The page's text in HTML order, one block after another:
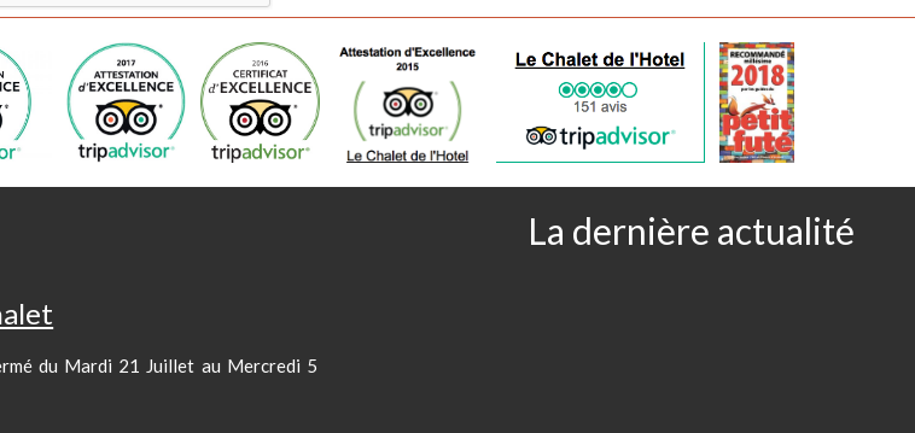
La dernière actualité
du Mardi 21 Juillet au Mercredi 5